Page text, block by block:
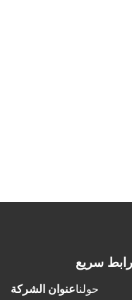
رابط سريع
حولناعنوان الشركة